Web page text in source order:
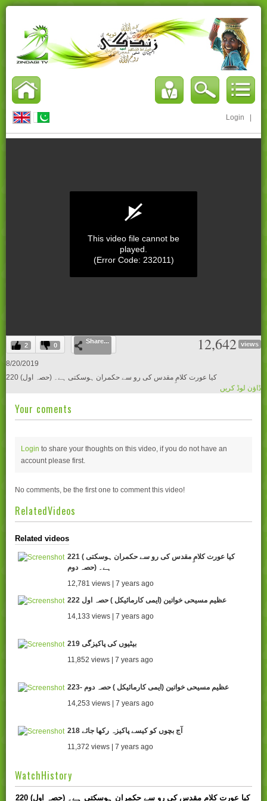
Login
0
seconds
of
0
This video file cannot be
played.
(Error Code: 232011)
2 0
Share... 12,642 views
8/20/2019
220 کیا عورت کلامِ مقدس کی رو سے حکمران ہوسکتی ہے۔ (حصہ اول)
ڈاؤن لوڈ کریں
Your coments
Login to share your thoughts on this video, if you do not have an
account please first.
No comments, be the first one to comment this video!
RelatedVideos
Related videos
221 ( کیا عورت کلامِ مقدس کی رو سے حکمران ہوسکتی
ہے۔ (حصہ دوم
12,781 views | 7 years ago
222 عظیم مسیحی خواتین (ایمی کارمائیکل ) حصہ اول
14,133 views | 7 years ago
219 بیٹیوں کی پاکیزگی
11,852 views | 7 years ago
223- عظیم مسیحی خواتین (ایمی کارمائیکل ) حصہ دوم
14,253 views | 7 years ago
218 آج بچوں کو کیسے پاکیزہ رکھا جائے
11,372 views | 7 years ago
WatchHistory
220 کیا عورت کلامِ مقدس کی رو سے حکمران ہوسکتی ہے۔ (حصہ اول)